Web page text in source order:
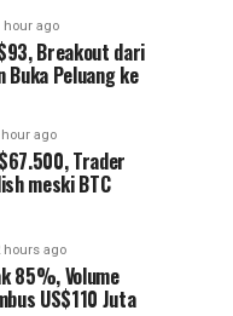
hour ago
Breakout dari
Buka Peluang ke
hour ago
Trader
meski BTC
hours ago
85%, Volume
US$110 Juta